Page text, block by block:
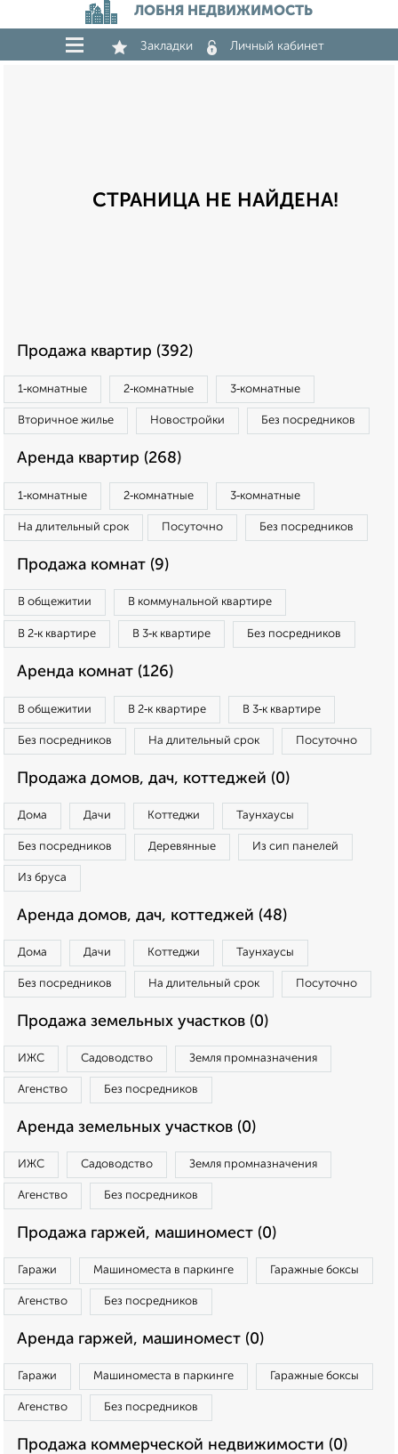
ЛОБНЯ НЕДВИЖИМОСТЬ
Закладки Личный кабинет
СТРАНИЦА НЕ НАЙДЕНА!
Продажа квартир (392)
1‑комнатные 2‑комнатные 3‑комнатные
Вторичное жилье Новостройки Без посредников
Аренда квартир (268)
1‑комнатные 2‑комнатные 3‑комнатные
На длительный срок Посуточно Без посредников
Продажа комнат (9)
В общежитии В коммунальной квартире
В 2‑к квартире В 3‑к квартире Без посредников
Аренда комнат (126)
В общежитии В 2‑к квартире В 3‑к квартире
Без посредников На длительный срок Посуточно
Продажа домов, дач, коттеджей (0)
Дома Дачи Коттеджи Таунхаусы
Без посредников Деревянные Из сип панелей
Из бруса
Аренда домов, дач, коттеджей (48)
Дома Дачи Коттеджи Таунхаусы
Без посредников На длительный срок Посуточно
Продажа земельных участков (0)
ИЖС Садоводство Земля промназначения
Агенство Без посредников
Аренда земельных участков (0)
ИЖС Садоводство Земля промназначения
Агенство Без посредников
Продажа гаржей, машиномест (0)
Гаражи Машиноместа в паркинге Гаражные боксы
Агенство Без посредников
Аренда гаржей, машиномест (0)
Гаражи Машиноместа в паркинге Гаражные боксы
Агенство Без посредников
Продажа коммерческой недвижимости (0)